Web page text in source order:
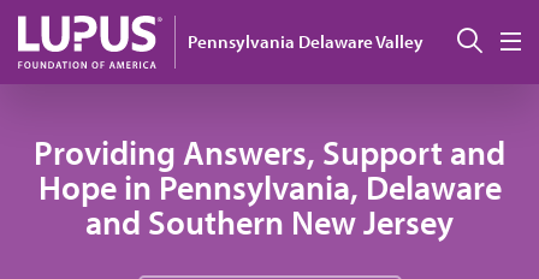
Pasar al contenido principal
Pennsylvania Delaware Valley
Providing Answers, Support and
Hope in Pennsylvania, Delaware
and Southern New Jersey